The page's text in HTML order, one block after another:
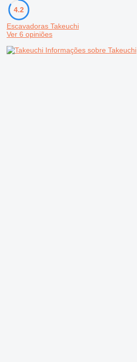
4.2
Escavadoras Takeuchi
Ver 6 opiniões
Informações sobre Takeuchi